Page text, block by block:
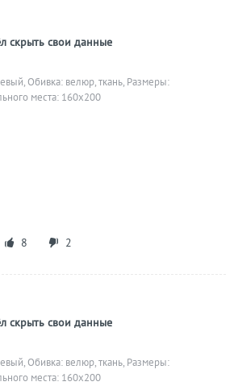
скрыть свои данные
Обивка: велюр, ткань, Размеры:
места: 160х200
8 2
скрыть свои данные
Обивка: велюр, ткань, Размеры:
места: 160х200